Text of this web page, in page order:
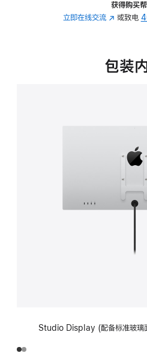
的
获得购买帮
立即在线交流 (在
中
或致电
包装
Studio Display (配备标准玻璃